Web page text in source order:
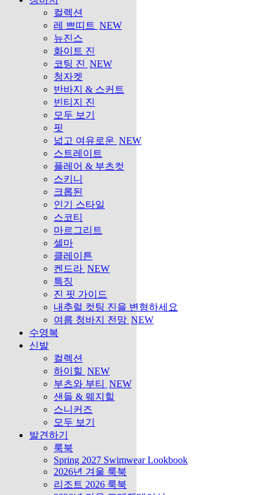
컬렉션
레 쁘띠트 NEW
뉴진스
화이트 진
코팅 진 NEW
청자켓
반바지 & 스커트
빈티지 진
모두 보기
핏
넓고 여유로운 NEW
스트레이트
플레어 & 부츠컷
스키니
크롭된
인기 스타일
스코티
마르그리트
셀마
클레이튼
켄드라 NEW
특징
진 핏 가이드
내추럴 컷팅 진을 변형하세요
여름 청바지 전망 NEW
수영복
신발
컬렉션
하이힐 NEW
부츠와 부티
NEW
샌들 & 웨지힐
스니커즈
모두 보기
발견하기
룩북
Spring 2027 Swimwear Lookbook
2026년 겨울 룩북
리조트 2026 룩북